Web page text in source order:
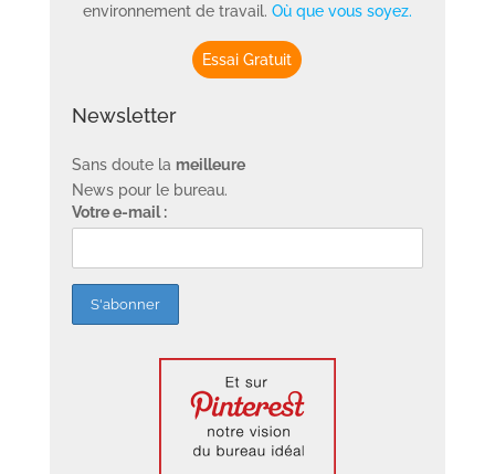
environnement de travail. Où que vous soyez.
Essai Gratuit
Newsletter
Sans doute la meilleure
News pour le bureau.
Votre e-mail :